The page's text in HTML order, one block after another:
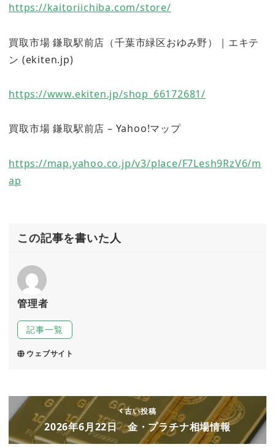
https://kaitoriichiba.com/store/
買取市場 鎌取駅前店（千葉市緑区おゆみ野）｜エキテ
ン (ekiten.jp)
https://www.ekiten.jp/shop_66172681/
買取市場 鎌取駅前店 – Yahoo!マップ
https://map.yahoo.co.jp/v3/place/F7Lesh9RzV6/m
ap
この記事を書いた人
管理者
記事一覧
ウェブサイト
古い投稿
2026年6月22日 金・プラチナ相場情報